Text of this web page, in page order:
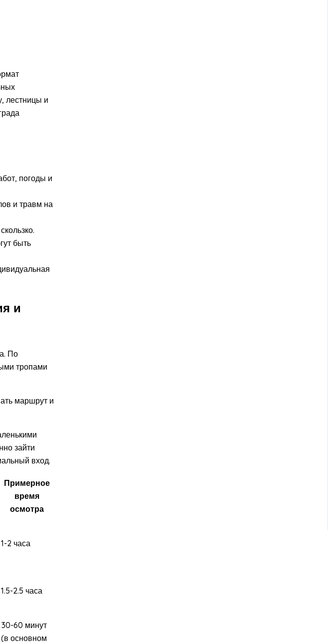
лестницы и
погоды и
и травм на
быть
и
По
тропами
маршрут и
зайти
вход.
Примерное
время
осмотра
1-2 часа
1.5-2.5 часа
30-60 минут
(в основном